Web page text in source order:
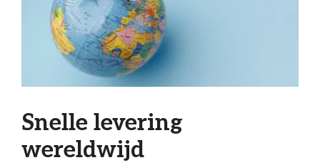
Snelle levering
wereldwijd